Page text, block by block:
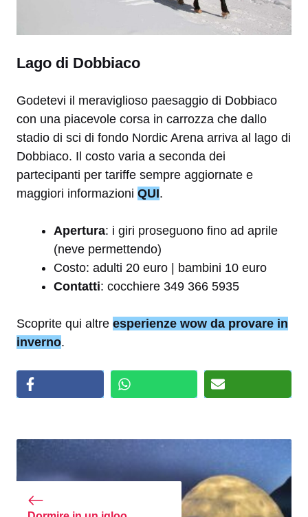
Lago di Dobbiaco
Godetevi il meraviglioso paesaggio di Dobbiaco
con una piacevole corsa in carrozza che dallo
stadio di sci di fondo Nordic Arena arriva al lago di
Dobbiaco. Il costo varia a seconda dei
partecipanti per tariffe sempre aggiornate e
maggiori informazioni QUI.
Apertura: i giri proseguono fino ad aprile
(neve permettendo)
Costo: adulti 20 euro | bambini 10 euro
Contatti: cocchiere 349 366 5935
Scoprite qui altre esperienze wow da provare in
inverno.